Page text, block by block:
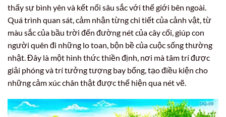
thấy sự bình yên và kết nối sâu sắc với thế giới bên ngoài.
Quá trình quan sát, cảm nhận từng chi tiết của cảnh vật, từ
màu sắc của bầu trời đến đường nét của cây cối, giúp con
người quên đi những lo toan, bộn bề của cuộc sống thường
nhật. Đây là một hình thức thiền định, nơi mà tâm trí được
giải phóng và trí tưởng tượng bay bổng, tạo điều kiện cho
những cảm xúc chân thật được thể hiện qua nét vẽ.